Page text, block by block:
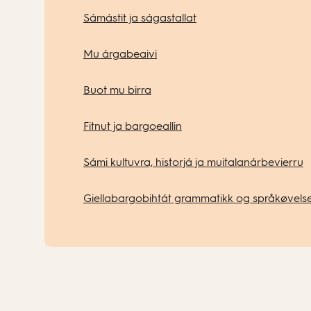
Sámástit ja ságastallat
Mu árgabeaivi
Buot mu birra
Fitnut ja bargoeallin
Sámi kultuvra, historjá ja muitalanárbevierru
Giellabargobihtát grammatikk og